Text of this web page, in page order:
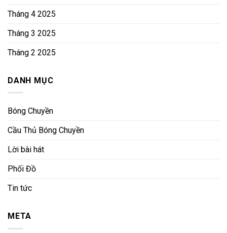
Tháng 4 2025
Tháng 3 2025
Tháng 2 2025
DANH MỤC
Bóng Chuyền
Cầu Thủ Bóng Chuyền
Lời bài hát
Phối Đồ
Tin tức
META